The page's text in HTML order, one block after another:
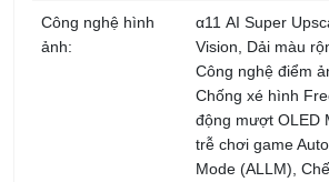
Công nghệ hình
ảnh:
α11 AI Super
Vision, Dải màu
Công nghệ điểm
Chống xé hình
động mượt OLED
trễ chơi game
Mode (ALLM),